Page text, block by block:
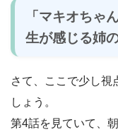
「マキオちゃ
生が感じる姉
さて、ここで少し視
しょう。
第4話を見ていて、